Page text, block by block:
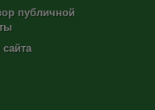
публичной
сайта